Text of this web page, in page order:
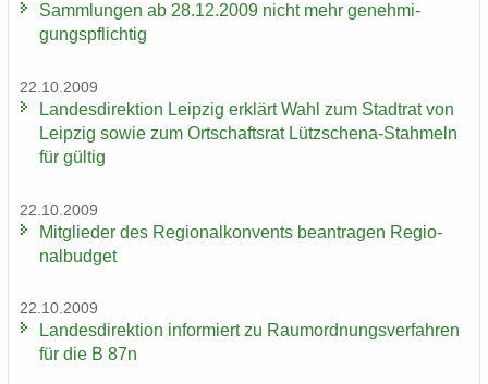
Samm­lun­gen ab 28.12.2009 nicht mehr ge­neh­mi­
gungs­pflich­tig
22.10.2009
Lan­des­di­rek­ti­on Leip­zig er­klärt Wahl zum Stadt­rat von
Leip­zig sowie zum Ort­schafts­rat Lützschena-​Stahmeln
für gül­tig
22.10.2009
Mit­glie­der des Re­gio­nal­kon­vents be­an­tra­gen Re­gio­
nal­bud­get
22.10.2009
Lan­des­di­rek­ti­on in­for­miert zu Raum­ord­nungs­ver­fah­ren
für die B 87n